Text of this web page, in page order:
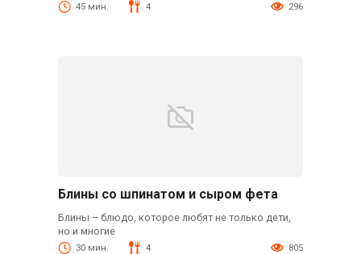
45 мин. 4 296
Блины со шпинатом и сыром фета
Блины – блюдо, которое любят не только дети,
но и многие
30 мин. 4 805